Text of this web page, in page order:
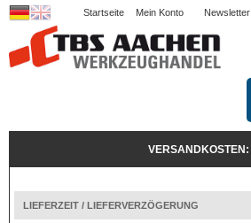
Startseite Mein Konto Newsletter
VERSANDKOSTEN:
LIEFERZEIT / LIEFERVERZÖGERUNG